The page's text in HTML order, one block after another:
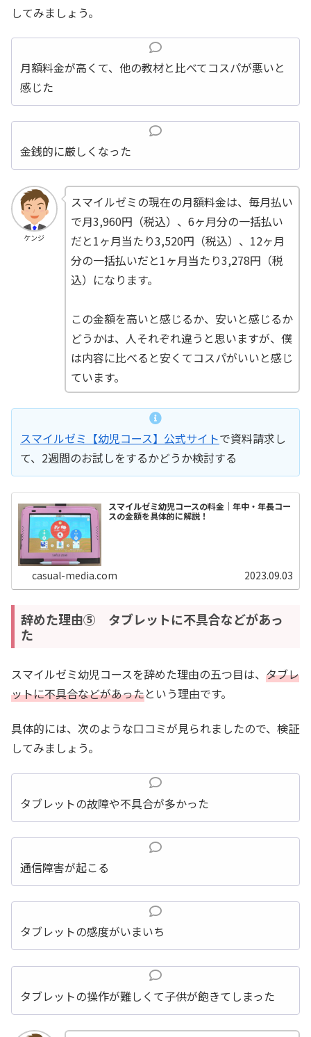
してみましょう。
月額料金が高くて、他の教材と比べてコスパが悪いと
感じた
金銭的に厳しくなった
ケンジ
スマイルゼミの現在の月額料金は、毎月払い
で月3,960円（税込）、6ヶ月分の一括払い
だと1ヶ月当たり3,520円（税込）、12ヶ月
分の一括払いだと1ヶ月当たり3,278円（税
込）になります。
この金額を高いと感じるか、安いと感じるか
どうかは、人それぞれ違うと思いますが、僕
は内容に比べると安くてコスパがいいと感じ
ています。
スマイルゼミ【幼児コース】公式サイトで資料請求し
て、2週間のお試しをするかどうか検討する
スマイルゼミ幼児コースの料金｜年中・年長コー
スの金額を具体的に解説！
casual-media.com 2023.09.03
辞めた理由⑤ タブレットに不具合などがあっ
た
スマイルゼミ幼児コースを辞めた理由の五つ目は、 タブレ
ットに不具合などがあったという理由です。
具体的には、次のような口コミが見られましたので、検証
してみましょう。
タブレットの故障や不具合が多かった
通信障害が起こる
タブレットの感度がいまいち
タブレットの操作が難しくて子供が飽きてしまった